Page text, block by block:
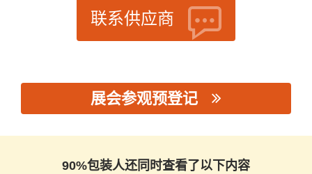
联系供应商
展会参观预登记
90%包装人还同时查看了以下内容